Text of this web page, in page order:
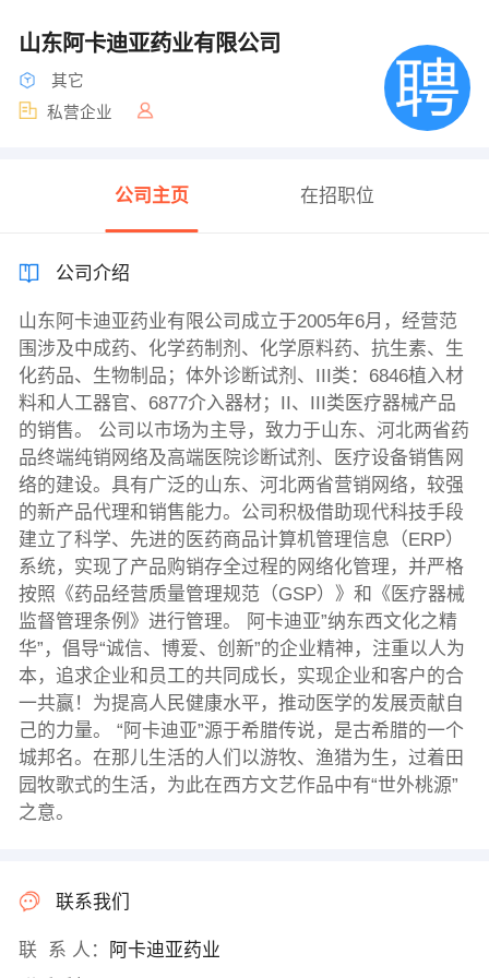
山东阿卡迪亚药业有限公司
其它
私营企业
公司主页 在招职位
公司介绍
山东阿卡迪亚药业有限公司成立于2005年6月，经营范
围涉及中成药、化学药制剂、化学原料药、抗生素、生
化药品、生物制品；体外诊断试剂、III类：6846植入材
料和人工器官、6877介入器材；II、III类医疗器械产品
的销售。 公司以市场为主导，致力于山东、河北两省药
品终端纯销网络及高端医院诊断试剂、医疗设备销售网
络的建设。具有广泛的山东、河北两省营销网络，较强
的新产品代理和销售能力。公司积极借助现代科技手段
建立了科学、先进的医药商品计算机管理信息（ERP）
系统，实现了产品购销存全过程的网络化管理，并严格
按照《药品经营质量管理规范（GSP）》和《医疗器械
监督管理条例》进行管理。 阿卡迪亚”纳东西文化之精
华”，倡导“诚信、博爱、创新”的企业精神，注重以人为
本，追求企业和员工的共同成长，实现企业和客户的合
一共赢！为提高人民健康水平，推动医学的发展贡献自
己的力量。 “阿卡迪亚”源于希腊传说，是古希腊的一个
城邦名。在那儿生活的人们以游牧、渔猎为生，过着田
园牧歌式的生活，为此在西方文艺作品中有“世外桃源”
之意。
联系我们
联 系 人：
阿卡迪亚药业